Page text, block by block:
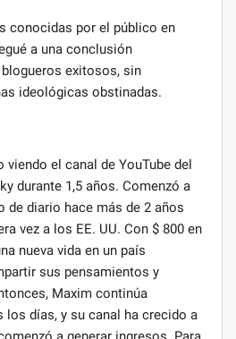
conocidas por el público en
a una conclusión
exitosos, sin
ideológicas obstinadas.
viendo el canal de YouTube del
durante 1,5 años. Comenzó a
de diario hace más de 2 años
vez a los EE. UU. Con $ 800 en
nueva vida en un país
sus pensamientos y
Maxim continúa
los días, y su canal ha crecido a